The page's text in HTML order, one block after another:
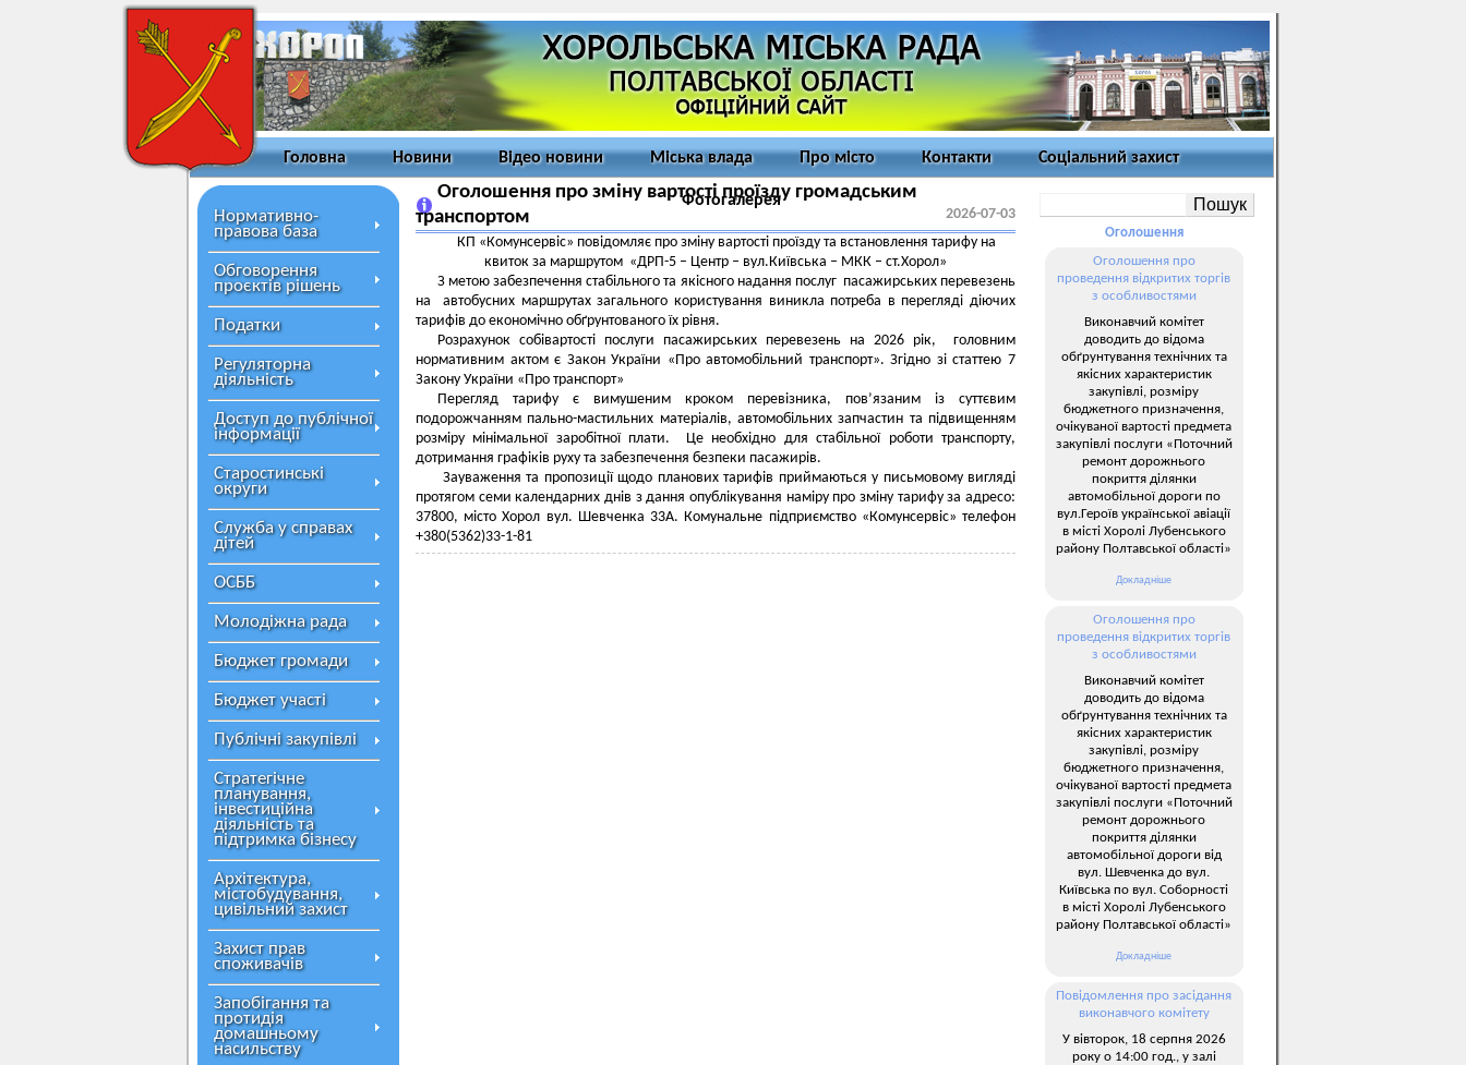
Головна Новини Відео новини Міська влада Про місто Контакти Соціальний захист
Фотогалерея
Нормативно-
правова база
Обговорення
проєктів рішень
Податки
Регуляторна
діяльність
Доступ до публічної
інформації
Старостинські
округи
Служба у справах
дітей
ОСББ
Молодіжна рада
Бюджет громади
Бюджет участі
Публічні закупівлі
Стратегічне
планування,
інвестиційна
діяльність та
підтримка бізнесу
Архітектура,
містобудування,
цивільний захист
Захист прав
споживачів
Запобігання та
протидія
домашньому
насильству
Оголошення про зміну вартості проїзду громадським
транспортом
2026-07-03
КП «Комунсервіс» повідомляє про зміну вартості проїзду та встановлення тарифу на
квиток за маршрутом «ДРП-5 – Центр – вул.Київська – МКК – ст.Хорол»
З метою забезпечення стабільного та якісного надання послуг пасажирських перевезень
на автобусних маршрутах загального користування виникла потреба в перегляді діючих
тарифів до економічно обґрунтованого їх рівня.
Розрахунок собівартості послуги пасажирських перевезень на 2026 рік, головним
нормативним актом є Закон України «Про автомобільний транспорт». Згідно зі статтею 7
Закону України «Про транспорт»
Перегляд тарифу є вимушеним кроком перевізника, пов’язаним із суттєвим
подорожчанням пально-мастильних матеріалів, автомобільних запчастин та підвищенням
розміру мінімальної заробітної плати. Це необхідно для стабільної роботи транспорту,
дотримання графіків руху та забезпечення безпеки пасажирів.
Зауваження та пропозиції щодо планових тарифів приймаються у письмовому вигляді
протягом семи календарних днів з дання опублікування наміру про зміну тарифу за адресо:
37800, місто Хорол вул. Шевченка 33А. Комунальне підприємство «Комунсервіс» телефон
+380(5362)33-1-81
Оголошення
Оголошення про
проведення відкритих торгів
з особливостями
Виконавчий комітет
доводить до відома
обґрунтування технічних та
якісних характеристик
закупівлі, розміру
бюджетного призначення,
очікуваної вартості предмета
закупівлі послуги «Поточний
ремонт дорожнього
покриття ділянки
автомобільної дороги по
вул.Героїв української авіації
в місті Хоролі Лубенського
району Полтавської області»
Докладніше
Оголошення про
проведення відкритих торгів
з особливостями
Виконавчий комітет
доводить до відома
обґрунтування технічних та
якісних характеристик
закупівлі, розміру
бюджетного призначення,
очікуваної вартості предмета
закупівлі послуги «Поточний
ремонт дорожнього
покриття ділянки
автомобільної дороги від
вул. Шевченка до вул.
Київська по вул. Соборності
в місті Хоролі Лубенського
району Полтавської області»
Докладніше
Повідомлення про засідання
виконавчого комітету
У вівторок, 18 серпня 2026
року о 14:00 год., у залі